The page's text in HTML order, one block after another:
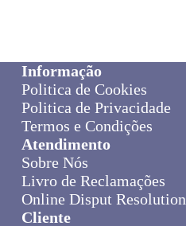
Informação
Politica de Cookies
Politica de Privacidade
Termos e Condições
Atendimento
Sobre Nós
Livro de Reclamações
Online Disput Resolution
Cliente